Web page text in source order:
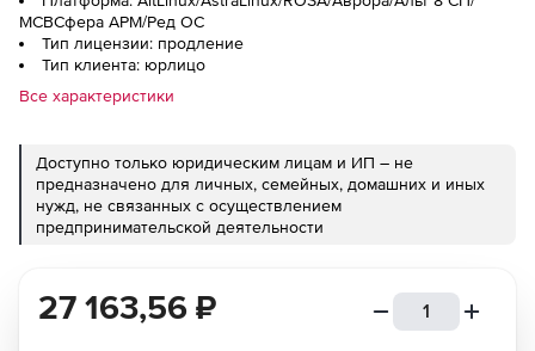
МСВСфера АРМ/Ред ОС
Тип лицензии: продление
Тип клиента: юрлицо
Все характеристики
Доступно только юридическим лицам и ИП – не
предназначено для личных, семейных, домашних и иных
нужд, не связанных с осуществлением
предпринимательской деятельности
27 163,56 ₽